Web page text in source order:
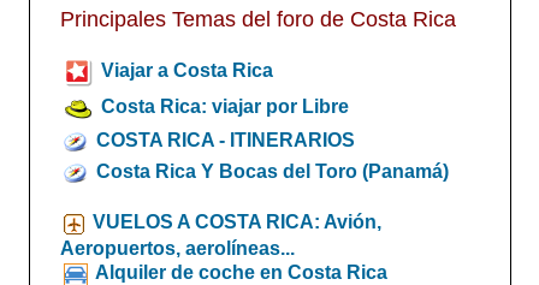
Principales Temas del foro de Costa Rica
Viajar a Costa Rica
Costa Rica: viajar por Libre
COSTA RICA - ITINERARIOS
Costa Rica Y Bocas del Toro (Panamá)
VUELOS A COSTA RICA: Avión,
Aeropuertos, aerolíneas...
Alquiler de coche en Costa Rica